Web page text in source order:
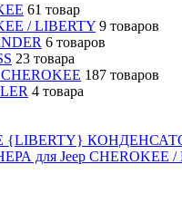
61 товар
/ LIBERTY 9 товаров
6 товаров
23 товара
187 товаров
4 товара